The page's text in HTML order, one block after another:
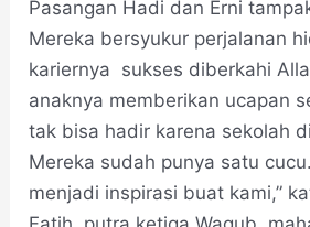
Pasangan Hadi dan Erni
Mereka bersyukur perjalanan
kariernya sukses diberkahi
anaknya memberikan ucapan
tak bisa hadir karena sekolah
Mereka sudah punya satu
menjadi inspirasi buat kami,”